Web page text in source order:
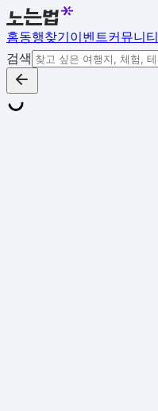
홈동행찾기이벤트커뮤니티
검색